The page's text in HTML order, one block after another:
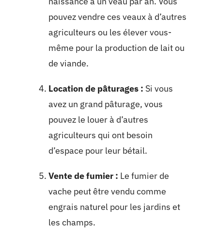
pouvez vendre ces veaux à d’autres
agriculteurs ou les élever vous-
même pour la production de lait ou
de viande.
Location de pâturages : Si vous
avez un grand pâturage, vous
pouvez le louer à d’autres
agriculteurs qui ont besoin
d’espace pour leur bétail.
Vente de fumier : Le fumier de
vache peut être vendu comme
engrais naturel pour les jardins et
les champs.